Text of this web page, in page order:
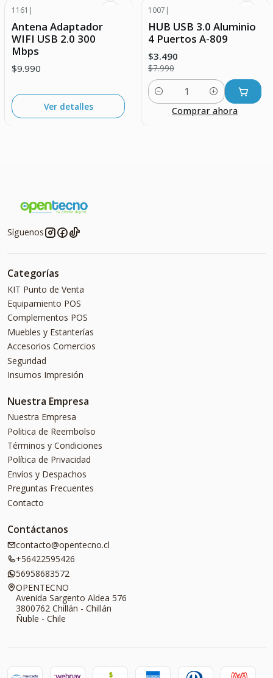
1161 |
Antena Adaptador
WIFI USB 2.0 300
Mbps
$9.990
Ver detalles
1007 |
HUB USB 3.0 Aluminio
4 Puertos A-809
$3.490
$7.990
Cantidad
Comprar ahora
Síguenos
Categorías
KIT Punto de Venta
Equipamiento POS
Complementos POS
Muebles y Estanterías
Accesorios Comercios
Seguridad
Insumos Impresión
Nuestra Empresa
Nuestra Empresa
Politica de Reembolso
Términos y Condiciones
Política de Privacidad
Envíos y Despachos
Preguntas Frecuentes
Contacto
Contáctanos
contacto@opentecno.cl
+56422595426
56958683572
OPENTECNO
Avenida Sargento Aldea 576
3800762 Chillán - Chillán
Ñuble - Chile